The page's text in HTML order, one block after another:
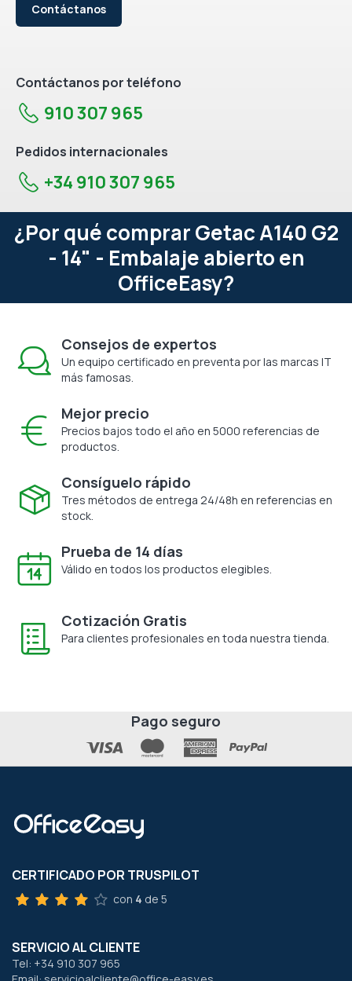
Contáctanos
Contáctanos por teléfono
910 307 965
Pedidos internacionales
+34 910 307 965
¿Por qué comprar Getac A140 G2
- 14" - Embalaje abierto en
OfficeEasy?
Consejos de expertos
Un equipo certificado en preventa por las marcas IT
más famosas.
Mejor precio
Precios bajos todo el año en 5000 referencias de
productos.
Consíguelo rápido
Tres métodos de entrega 24/48h en referencias en
stock.
Prueba de 14 días
Válido en todos los productos elegibles.
Cotización Gratis
Para clientes profesionales en toda nuestra tienda.
Pago seguro
CERTIFICADO POR TRUSPILOT
con 4 de 5
SERVICIO AL CLIENTE
Tel: +34 910 307 965